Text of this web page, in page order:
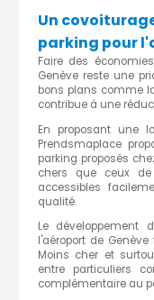
Un
parking pour
Faire des
Genève reste une
bons plans comme
contribue à une
En proposant une
Prendsmaplace
parking proposés
chers que ceux de
accessibles
qualité.
Le développement
l'aéroport de
Moins cher et
entre particuliers
complémentaire au